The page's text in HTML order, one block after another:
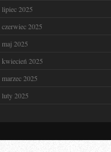
lipiec 2025
czerwiec 2025
maj 2025
kwiecień 2025
marzec 2025
luty 2025